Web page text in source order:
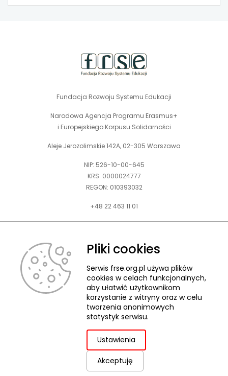
Fundacja Rozwoju Systemu Edukacji
Narodowa Agencja Programu Erasmus+
i Europejskiego Korpusu Solidarności
Aleje Jerozolimskie 142A, 02-305 Warszawa
NIP: 526-10-00-645
KRS: 0000024777
REGON: 010393032
+48 22 463 11 01
Zapraszamy do kontaktu telefonicznego w godz. 9-15.
kontakt@frse.org.pl
© 2026 Fundacja Rozwoju Systemu Edukacji
Ochrona danych osobowych
ZGŁASZANIE NARUSZEŃ
Projekt i realizacja:
Pliki cookies
Serwis frse.org.pl używa plików
cookies w celach funkcjonalnych,
aby ułatwić użytkownikom
korzystanie z witryny oraz w celu
tworzenia anonimowych
statystyk serwisu.
Ustawienia
Akceptuję